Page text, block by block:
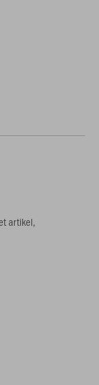
artikel,